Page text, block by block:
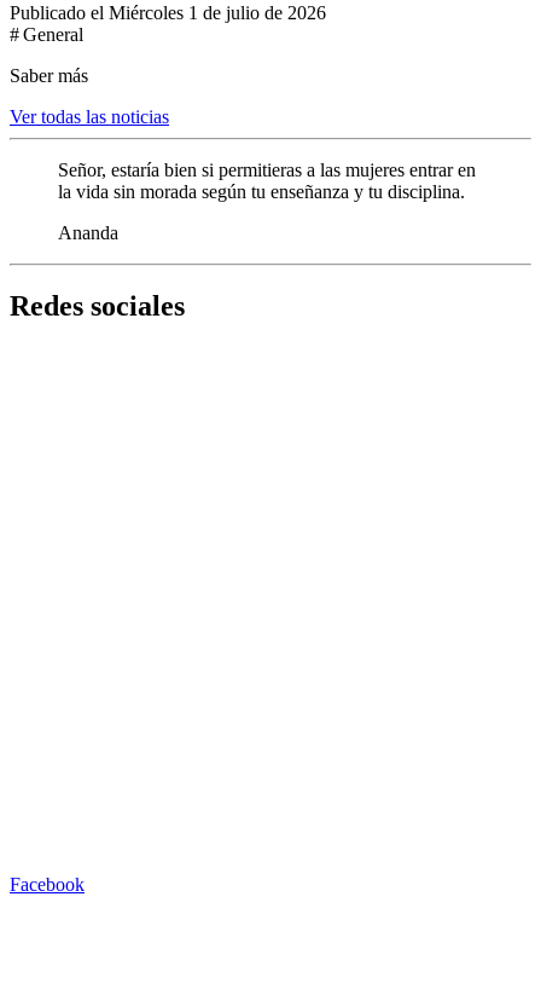
Publicado el Miércoles 1 de julio de 2026
# General
Saber más
Ver todas las noticias
Señor, estaría bien si permitieras a las mujeres entrar en
la vida sin morada según tu enseñanza y tu disciplina.
Ananda
Redes sociales
Facebook